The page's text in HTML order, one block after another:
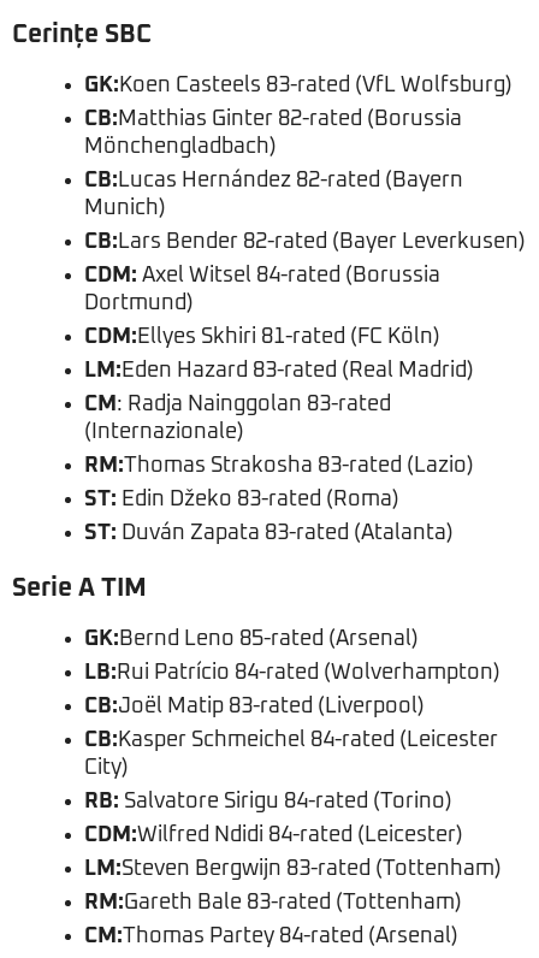
Cerințe SBC
GK: Koen Casteels 83-rated (VfL Wolfsburg)
CB: Matthias Ginter 82-rated (Borussia
Mönchengladbach)
CB: Lucas Hernández 82-rated (Bayern
Munich)
CB: Lars Bender 82-rated (Bayer Leverkusen)
CDM: Axel Witsel 84-rated (Borussia
Dortmund)
CDM: Ellyes Skhiri 81-rated (FC Köln)
LM: Eden Hazard 83-rated (Real Madrid)
CM : Radja Nainggolan 83-rated
(Internazionale)
RM: Thomas Strakosha 83-rated (Lazio)
ST: Edin Džeko 83-rated (Roma)
ST: Duván Zapata 83-rated (Atalanta)
Serie A TIM
GK: Bernd Leno 85-rated (Arsenal)
LB: Rui Patrício 84-rated (Wolverhampton)
CB:Joël Matip 83-rated (Liverpool)
CB: Kasper Schmeichel 84-rated (Leicester
City)
RB: Salvatore Sirigu 84-rated (Torino)
CDM:Wilfred Ndidi 84-rated (Leicester)
LM:Steven Bergwijn 83-rated (Tottenham)
RM:Gareth Bale 83-rated (Tottenham)
CM: Thomas Partey 84-rated (Arsenal)